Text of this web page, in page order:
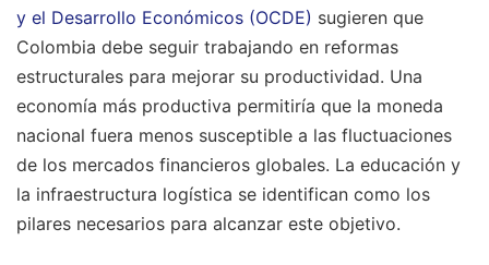
y el Desarrollo Económicos (OCDE) sugieren que
Colombia debe seguir trabajando en reformas
estructurales para mejorar su productividad. Una
economía más productiva permitiría que la moneda
nacional fuera menos susceptible a las fluctuaciones
de los mercados financieros globales. La educación y
la infraestructura logística se identifican como los
pilares necesarios para alcanzar este objetivo.